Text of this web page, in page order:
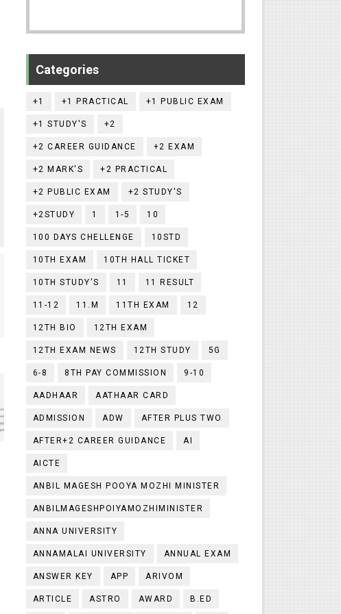
Categories
+1 +1 PRACTICAL +1 PUBLIC EXAM
+1 STUDY'S +2
+2 CAREER GUIDANCE +2 EXAM
+2 MARK'S +2 PRACTICAL
+2 PUBLIC EXAM +2 STUDY'S
+2STUDY 1 1-5 10
100 DAYS CHELLENGE 10STD
10TH EXAM 10TH HALL TICKET
10TH STUDY'S 11 11 RESULT
11-12 11.M 11TH EXAM 12
12TH BIO 12TH EXAM
12TH EXAM NEWS 12TH STUDY 5G
6-8 8TH PAY COMMISSION 9-10
AADHAAR AATHAAR CARD
ADMISSION ADW AFTER PLUS TWO
AFTER+2 CAREER GUIDANCE AI
AICTE
ANBIL MAGESH POOYA MOZHI MINISTER
ANBILMAGESHPOIYAMOZHIMINISTER
ANNA UNIVERSITY
ANNAMALAI UNIVERSITY ANNUAL EXAM
ANSWER KEY APP ARIVOM
ARTICLE ASTRO AWARD B.ED